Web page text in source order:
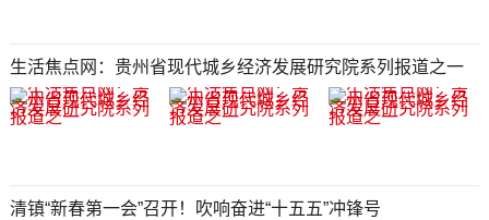
生活焦点网：贵州省现代城乡经济发展研究院系列报道之一
清镇“新春第一会”召开！吹响奋进“十五五”冲锋号